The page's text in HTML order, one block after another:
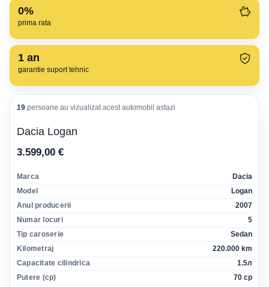
0%
prima rata
1 an
garantie suport tehnic
19 persoane au vizualizat acest automobil astazi
Dacia Logan
3.599,00 €
Marca
Dacia
Model
Logan
Anul producerii
2007
Numar locuri
5
Tip caroserie
Sedan
Kilometraj
220.000 km
Capacitate cilindrica
1.5л
Putere (cp)
70 cp